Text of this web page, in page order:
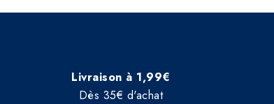
Livraison à 1,99€
Dès 35€ d'achat